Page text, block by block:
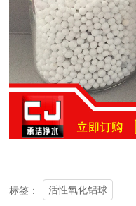
标签： 活性氧化铝球